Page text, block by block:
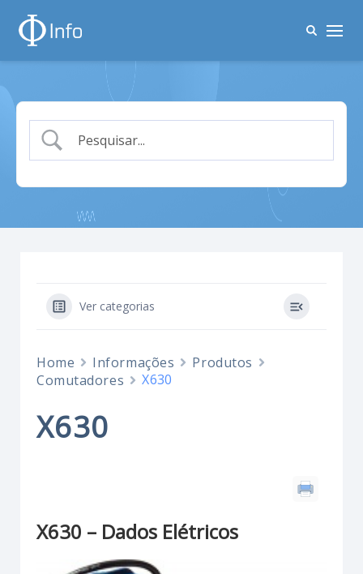
Ver categorias
Home Informações
Produtos
Comutadores
X630
X630
X630 – Dados Elétricos